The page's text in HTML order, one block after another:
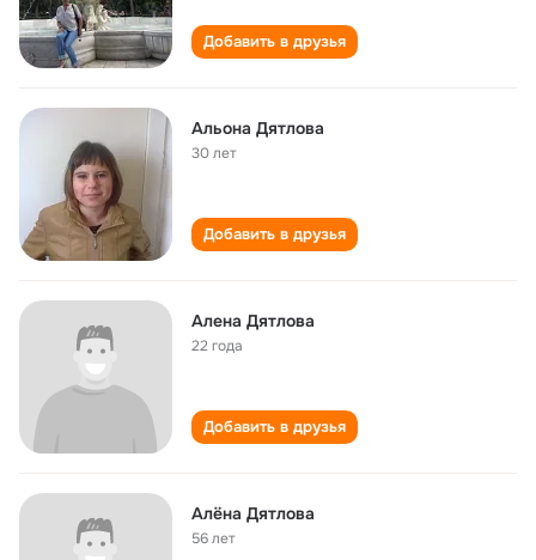
Добавить в друзья
Альона Дятлова
30 лет
Добавить в друзья
Алена Дятлова
22 года
Добавить в друзья
Алёна Дятлова
56 лет